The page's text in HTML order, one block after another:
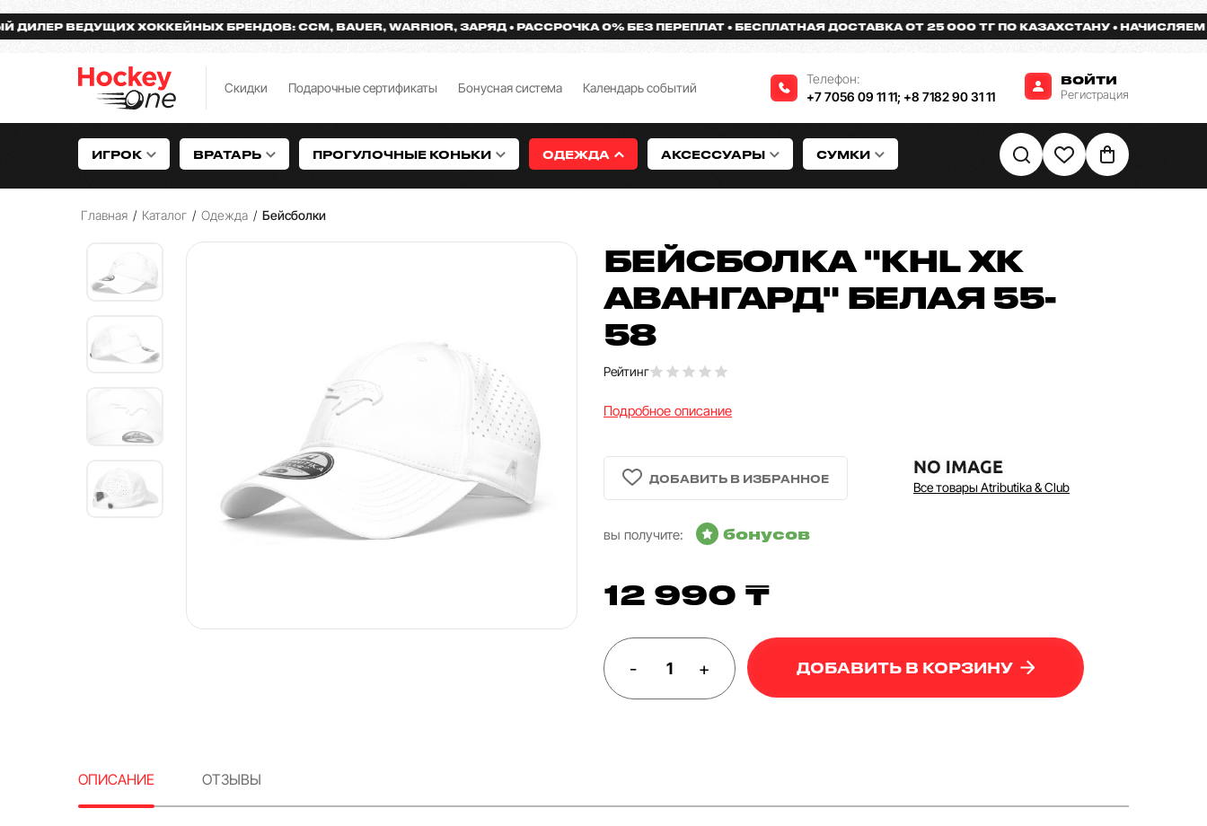
ВЕДУЩИХ ХОККЕЙНЫХ БРЕНДОВ: CCM, BAUER, WARRIOR, ЗАРЯД РАССРОЧКА 0% БЕЗ ПЕРЕПЛАТ БЕСПЛАТНАЯ ДОСТАВКА ОТ 25 000 ТГ ПО КАЗАХСТАНУ НАЧИСЛЯЕМ
Скидки Подарочные сертификаты Бонусная система Календарь событий
Телефон:
+7 7056 09 11 11; +8 7182 90 31 11
ВОЙТИ
Регистрация
ИГРОК ВРАТАРЬ ПРОГУЛОЧНЫЕ КОНЬКИ ОДЕЖДА АКСЕССУАРЫ СУМКИ
Главная / Каталог / Одежда / Бейсболки
БЕЙСБОЛКА "KHL ХК
АВАНГАРД" БЕЛАЯ 55-
58
Рейтинг
Подробное описание
Все товары Atributika & Club
вы получите: бонусов
12 990 ₸
- + ДОБАВИТЬ В КОРЗИНУ
ОПИСАНИЕ ОТЗЫВЫ